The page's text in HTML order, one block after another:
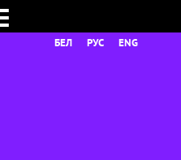
БЕЛ РУС ENG